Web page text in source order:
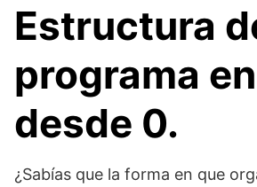
Estructura
programa
desde 0.
¿Sabías que la forma en que